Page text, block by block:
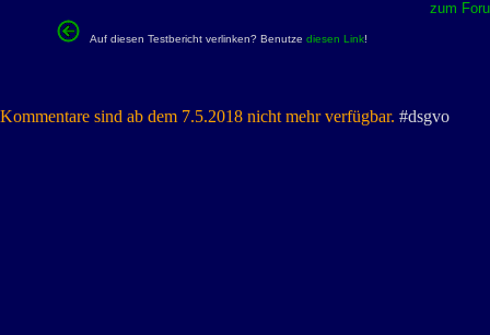
zum
Auf diesen Testbericht verlinken? Benutze diesen Link!
Kommentare sind ab dem 7.5.2018 nicht mehr verfügbar. #dsgvo